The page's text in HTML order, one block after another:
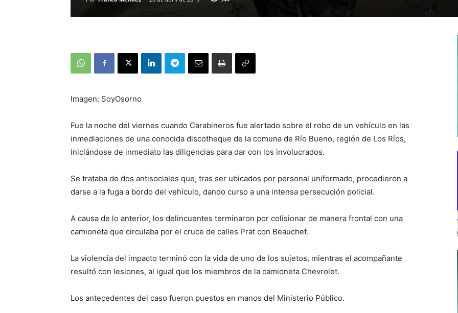
Imagen: SoyOsorno
Fue la noche del viernes cuando Carabineros fue alertado sobre el robo de un vehículo en las
inmediaciones de una conocida discotheque de la comuna de Río Bueno, región de Los Ríos,
iniciándose de inmediato las diligencias para dar con los involucrados.
Se trataba de dos antisociales que, tras ser ubicados por personal uniformado, procedieron a
darse a la fuga a bordo del vehículo, dando curso a una intensa persecución policial.
A causa de lo anterior, los delincuentes terminaron por colisionar de manera frontal con una
camioneta que circulaba por el cruce de calles Prat con Beauchef.
La violencia del impacto terminó con la vida de uno de los sujetos, mientras el acompañante
resultó con lesiones, al igual que los miembros de la camioneta Chevrolet.
Los antecedentes del caso fueron puestos en manos del Ministerio Público.